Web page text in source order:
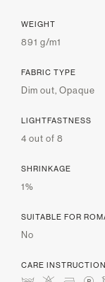
WEIGHT
891 g/m1
FABRIC TYPE
Dim out, Opaque
LIGHTFASTNESS
4 out of 8
SHRINKAGE
1%
SUITABLE FOR
No
CARE